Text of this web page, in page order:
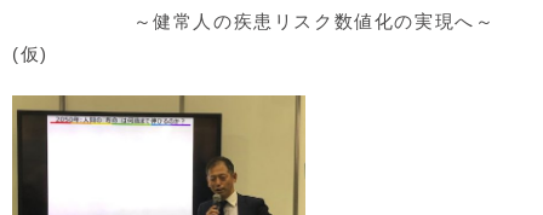
～健常人の疾患リスク数値化の実現へ～
(仮)